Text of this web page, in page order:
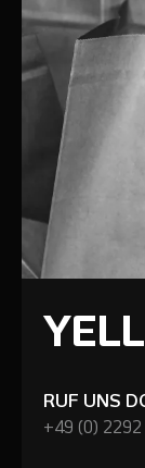
RUF UNS
+49 (0)